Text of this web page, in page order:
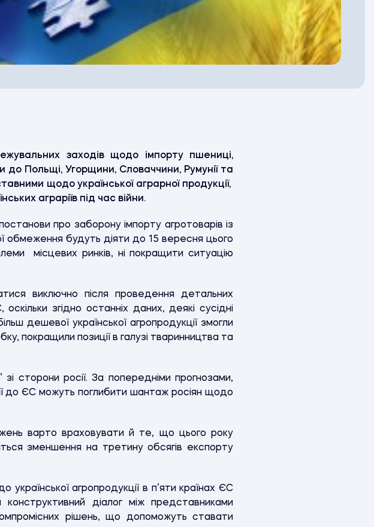
заходів щодо імпорту пшениці,
до Польщі, Угорщини, Словаччини, Румунії та
щодо української аграрної продукції,
аграріїв під час війни.
про заборону імпорту агротоварів із
обмеження будуть діяти до 15 вересня цього
місцевих ринків, ні покращити ситуацію
виключно після проведення детальних
згідно останніх даних, деякі сусідні
дешевої української агропродукції змогли
покращили позиції в галузі тваринництва та
сторони росії. За попередніми прогнозами,
до ЄС можуть поглибити шантаж росіян щодо
варто враховувати й те, що цього року
зменшення на третину обсягів експорту
агропродукції в п’яти країнах ЄС
діалог між представниками
рішень, що допоможуть ставати